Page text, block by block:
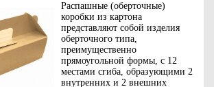
Распашные (оберточные)
коробки из картона
представляют собой изделия
оберточного типа,
преимущественно
прямоугольной формы, с 12
местами сгиба, образующими 2
внутренних и 2 внешних